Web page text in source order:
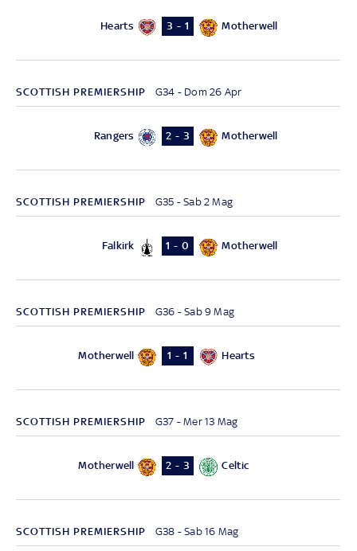
Hearts 3 - 1 Motherwell
SCOTTISH PREMIERSHIP G34 - Dom 26 Apr
Rangers 2 - 3 Motherwell
SCOTTISH PREMIERSHIP G35 - Sab 2 Mag
Falkirk 1 - 0 Motherwell
SCOTTISH PREMIERSHIP G36 - Sab 9 Mag
Motherwell 1 - 1 Hearts
SCOTTISH PREMIERSHIP G37 - Mer 13 Mag
Motherwell 2 - 3 Celtic
SCOTTISH PREMIERSHIP G38 - Sab 16 Mag